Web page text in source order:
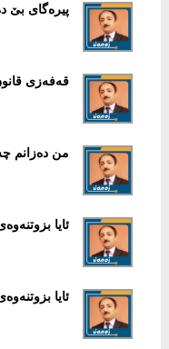
پیرەگای بێ
قەفەزی
من دەزانم
ئایا
ئایا